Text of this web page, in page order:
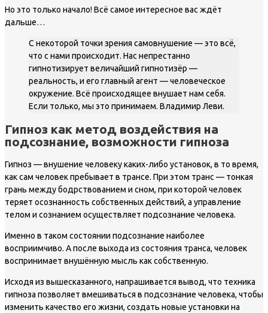
Но это только начало! Всё самое интересное вас ждёт
дальше…
С некоторой точки зрения самовнушение — это всё,
что с нами происходит. Нас непрестанно
гипнотизирует величайший гипнотизёр —
реальность, и его главный агент — человеческое
окружение. Всё происходящее внушает нам себя.
Если только, мы это принимаем. Владимир Леви.
Гипноз как метод воздействия на
подсознание, возможности гипноза
Гипноз — внушение человеку каких-либо установок, в то время,
как сам человек пребывает в трансе. При этом транс — тонкая
грань между бодрствованием и сном, при которой человек
теряет осознанность собственных действий, а управление
телом и сознанием осуществляет подсознание человека.
Именно в таком состоянии подсознание наиболее
восприимчиво. А после выхода из состояния транса, человек
воспринимает внушённую мысль как собственную.
Исходя из вышесказанного, напрашивается вывод, что техника
гипноза позволяет вмешиваться в подсознание человека, чтобы
изменить качество его жизни, создать новые установки на